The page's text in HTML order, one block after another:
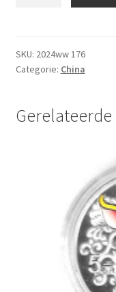
UNC
aantal
SKU: 2024ww 176
Categorie: China